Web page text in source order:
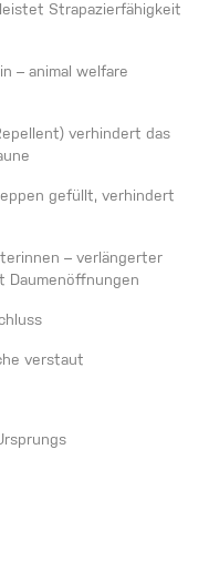
Strapazierfähigkeit
– animal welfare
verhindert das
gefüllt, verhindert
– verlängerter
Daumenöffnungen
verstaut